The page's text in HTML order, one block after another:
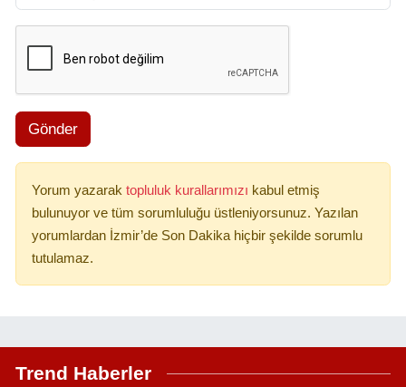
Gönder
Yorum yazarak topluluk kurallarımızı kabul etmiş
bulunuyor ve tüm sorumluluğu üstleniyorsunuz. Yazılan
yorumlardan İzmir’de Son Dakika hiçbir şekilde sorumlu
tutulamaz.
Trend Haberler